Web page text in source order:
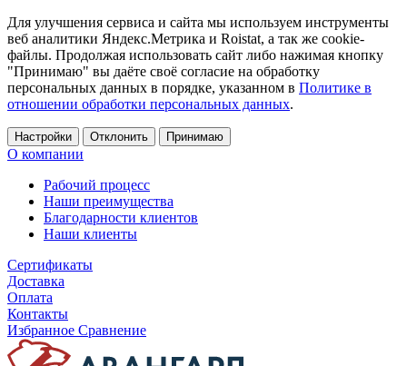
Для улучшения сервиса и сайта мы используем инструменты
веб аналитики Яндекс.Метрика и Roistat, а так же cookie-
файлы. Продолжая использовать сайт либо нажимая кнопку
"Принимаю" вы даёте своё согласие на обработку
персональных данных в порядке, указанном в Политике в
отношении обработки персональных данных.
Настройки Отклонить Принимаю
О компании
Рабочий процесс
Наши преимущества
Благодарности клиентов
Наши клиенты
Сертификаты
Доставка
Оплата
Контакты
Избранное Сравнение